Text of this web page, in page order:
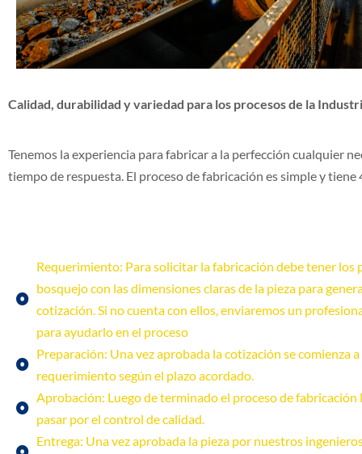
Calidad, durabilidad y variedad para los procesos de la
Tenemos la experiencia para fabricar a la perfección cualquier
tiempo de respuesta. El proceso de fabricación es simple y tiene
Requerimiento: Para solicitar la fabricación debe tener los
bosquejo con las dimensiones claras de la pieza para
cotización. Si no cuenta con ellos, enviaremos un
para ayudarlo en el proceso
Preparación: Una vez aprobada la cotización se comienza
requerimiento según el plazo acordado.
Aprobación: Luego de terminado el proceso de fabricación
pasar por el control de calidad.
Entrega: Una vez aprobada la pieza por nuestros